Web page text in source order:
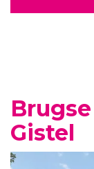
Gistel